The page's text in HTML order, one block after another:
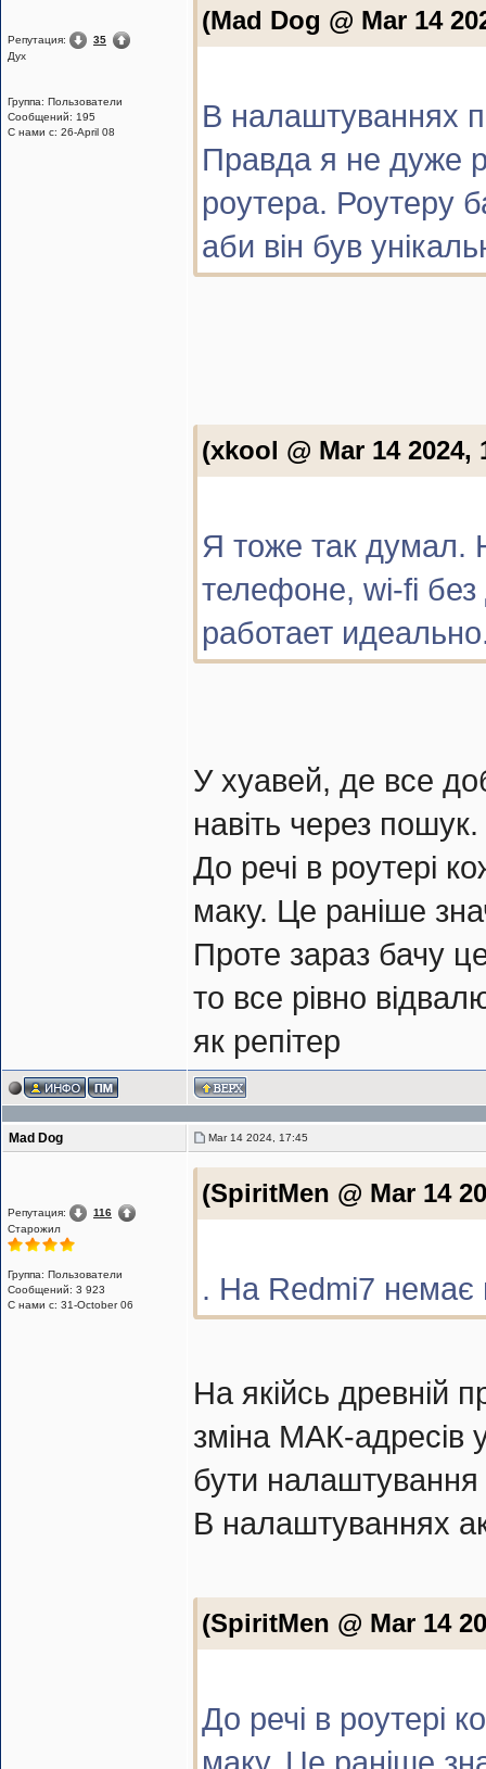
Репутация:
35
Дух
Группа: Пользователи
Сообщений: 195
С нами с: 26-April 08
(Mad Dog @ Mar 14
В налаштуваннях
Правда я не дуже
роутера. Роутеру
аби він був
(xkool @ Mar 14 2024,
Я тоже так думал.
телефоне, wi-fi без
работает
У хуавей, де все
навіть через
До речі в роутері
маку. Це раніше
Проте зараз бачу
то все рівно
як репітер
Mad Dog Mar 14 2024, 17:45
Репутация:
116
Старожил
Группа: Пользователи
Сообщений: 3 923
С нами с: 31-October 06
(SpiritMen @ Mar 14
. На Redmi7 немає
На якійсь древній
зміна МАК-адресів
бути
В налаштуваннях
(SpiritMen @ Mar 14
До речі в роутері